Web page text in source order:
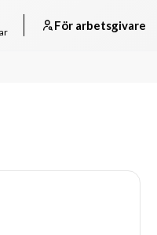
För arbetsgivare